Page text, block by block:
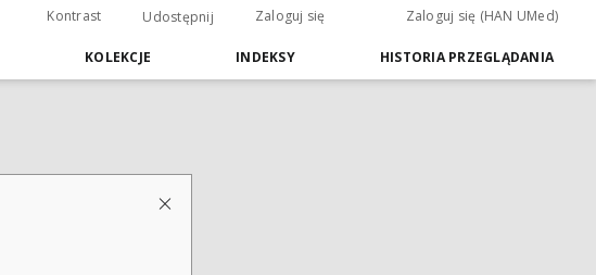
Kontrast Udostępnij Zaloguj się Zaloguj się (HAN UMed)
KOLEKCJE INDEKSY HISTORIA PRZEGLĄDANIA